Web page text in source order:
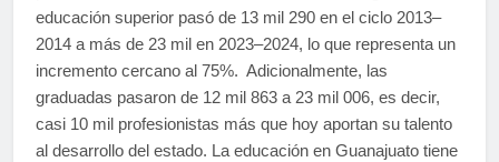
educación superior pasó de 13 mil 290 en el ciclo 2013–
2014 a más de 23 mil en 2023–2024, lo que representa un
incremento cercano al 75%. Adicionalmente, las
graduadas pasaron de 12 mil 863 a 23 mil 006, es decir,
casi 10 mil profesionistas más que hoy aportan su talento
al desarrollo del estado. La educación en Guanajuato tiene